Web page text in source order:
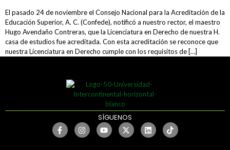
El pasado 24 de noviembre el Consejo Nacional para la Acreditación de la
Educación Superior, A. C. (Confede), notificó a nuestro rector, el maestro
Hugo Avendaño Contreras, que la Licenciatura en Derecho de nuestra H.
casa de estudios fue acreditada. Con esta acreditación se reconoce que
nuestra Licenciatura en Derecho cumple con los requisitos de […]
SÍGUENOS